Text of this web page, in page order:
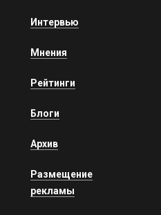
Интервью
Мнения
Рейтинги
Блоги
Архив
Размещение
рекламы